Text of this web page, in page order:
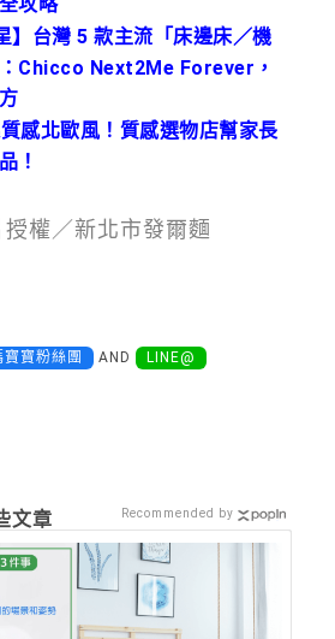
】台灣 5 款主流「床邊床／機
Chicco Next2Me Forever，
感北歐風！質感選物店幫家長
！
權／新北市發爾麵
寶寶粉絲團 AND LINE@
文章 Recommended by